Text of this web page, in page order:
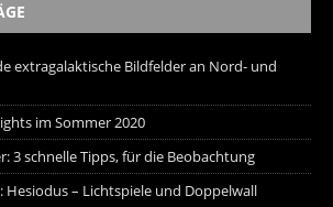
extragalaktische Bildfelder an Nord- und
im Sommer 2020
3 schnelle Tipps, für die Beobachtung
Hesiodus – Lichtspiele und Doppelwall